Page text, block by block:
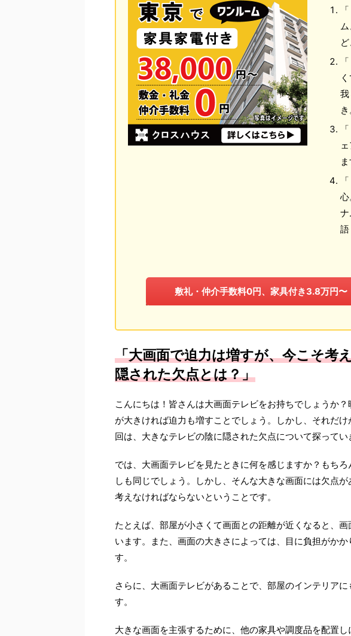
き
心
語
敷礼・仲介手数料0円、家具付き3.8万円〜
「大画面で迫力は増すが、今こそ考
隠された欠点とは？」
こんにちは！皆さんは大画面テレビをお持ちでしょうか
が大きければ迫力も増すことでしょう。しかし、それだ
回は、大きなテレビの陰に隠された欠点について探ってい
では、大画面テレビを見たときに何を感じますか？もち
しも同じでしょう。しかし、そんな大きな画面には欠点
考えなければならないということです。
たとえば、部屋が小さくて画面との距離が近くなると、
います。また、画面の大きさによっては、目に負担がか
す。
さらに、大画面テレビがあることで、部屋のインテリア
す。
大きな画面を主張するために、他の家具や調度品を配置